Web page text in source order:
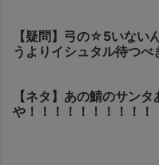
【疑問】弓の☆5いない
うよりイシュタル待つべ
【ネタ】あの鯖のサンタ
や！！！！！！！！！！